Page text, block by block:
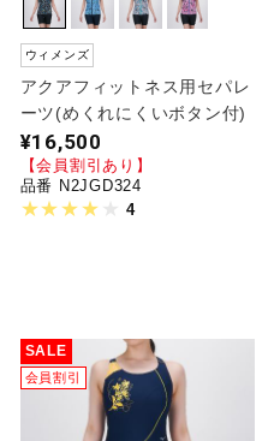
ウィメンズ
アクアフィットネス用セパレ
ーツ(めくれにくいボタン付)
¥16,500
【会員割引あり】
品番 N2JGD324
4
SALE
会員割引